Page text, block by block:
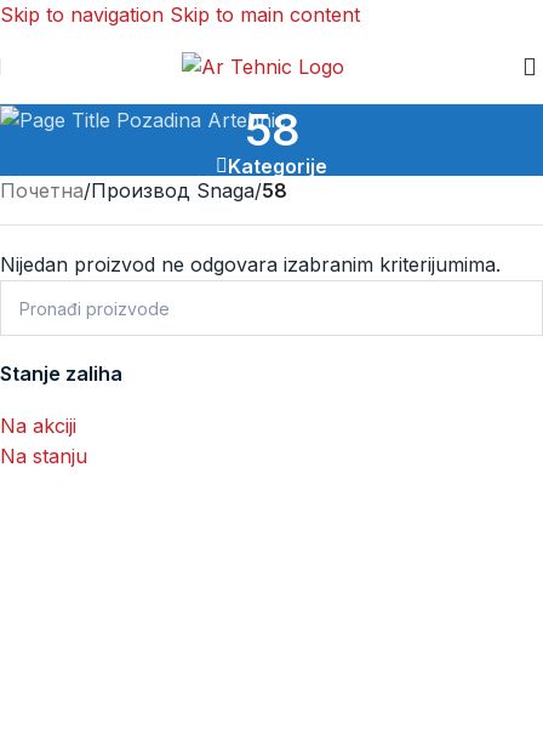
Skip to navigation Skip to main content
58
Kategorije
Stanje zaliha
Na akciji
Na stanju
Почетна/Производ Snaga/58
Nijedan proizvod ne odgovara izabranim kriterijumima.